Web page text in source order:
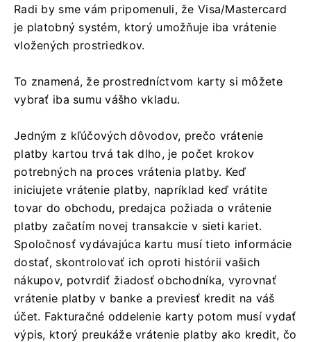
Radi by sme vám pripomenuli, že Visa/Mastercard
je platobný systém, ktorý umožňuje iba vrátenie
vložených prostriedkov.
To znamená, že prostredníctvom karty si môžete
vybrať iba sumu vášho vkladu.
Jedným z kľúčových dôvodov, prečo vrátenie
platby kartou trvá tak dlho, je počet krokov
potrebných na proces vrátenia platby. Keď
iniciujete vrátenie platby, napríklad keď vrátite
tovar do obchodu, predajca požiada o vrátenie
platby začatím novej transakcie v sieti kariet.
Spoločnosť vydávajúca kartu musí tieto informácie
dostať, skontrolovať ich oproti histórii vašich
nákupov, potvrdiť žiadosť obchodníka, vyrovnať
vrátenie platby v banke a previesť kredit na váš
účet. Fakturačné oddelenie karty potom musí vydať
výpis, ktorý preukáže vrátenie platby ako kredit, čo